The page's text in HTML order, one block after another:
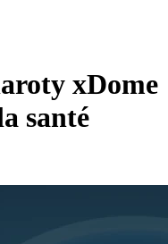
xDome
santé